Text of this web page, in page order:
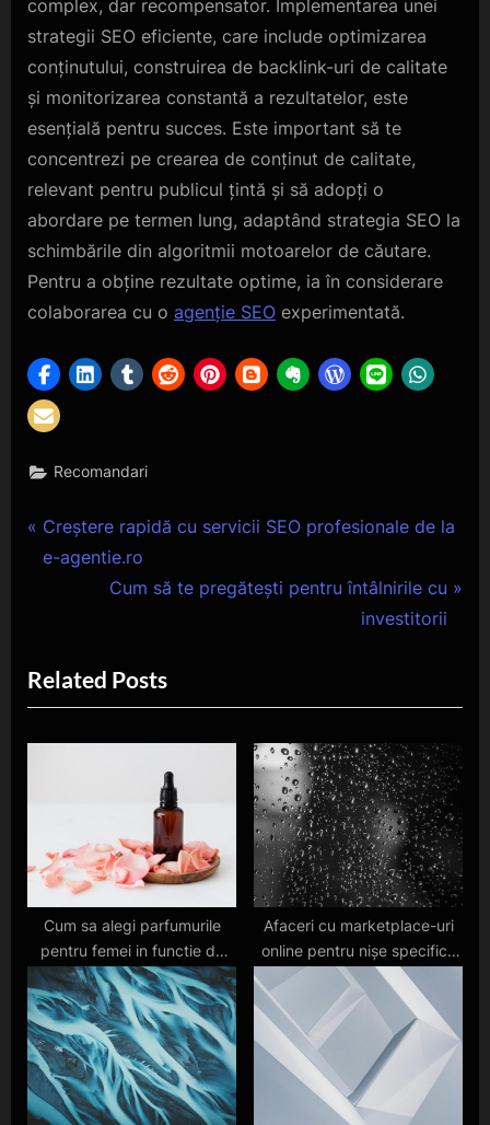
complex, dar recompensator. Implementarea unei
strategii SEO eficiente, care include optimizarea
conținutului, construirea de backlink-uri de calitate
și monitorizarea constantă a rezultatelor, este
esențială pentru succes. Este important să te
concentrezi pe crearea de conținut de calitate,
relevant pentru publicul țintă și să adopți o
abordare pe termen lung, adaptând strategia SEO la
schimbările din algoritmii motoarelor de căutare.
Pentru a obține rezultate optime, ia în considerare
colaborarea cu o agenție SEO experimentată.
Recomandari
Navigare
P
r
o
u
s
t
Creștere rapidă cu servicii SEO profesionale de la
e-agentie.ro
N
t
P
o
Cum să te pregătești pentru întâlnirile cu
investitorii
Related Posts
Cum sa alegi parfumurile
pentru femei in functie de
personalitate
Afaceri cu marketplace-uri
online pentru nișe specifice
în Europa în 2025